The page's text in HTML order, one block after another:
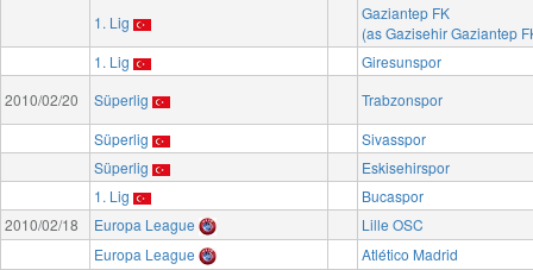
1. Lig
Gaziantep FK
(as Gazisehir Gaziantep
1. Lig
Giresunspor
2010/02/20
Süperlig
Trabzonspor
Süperlig
Sivasspor
Süperlig
Eskisehirspor
1. Lig
Bucaspor
2010/02/18
Europa League
Lille OSC
Europa League
Atlético Madrid